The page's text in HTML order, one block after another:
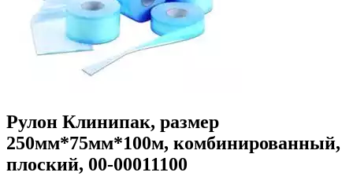
Рулон Клинипак, размер
250мм*75мм*100м, комбинированный,
плоский, 00-00011100